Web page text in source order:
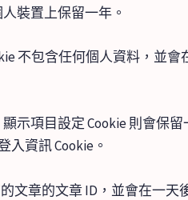
裝置上保留一年。
不包含任何個人資料，並會
示項目設定 Cookie 則會保留
資訊 Cookie。
文章的文章 ID，並會在一天